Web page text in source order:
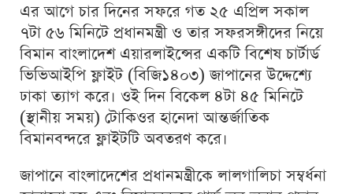
এর আগে চার দিনের সফরে গত ২৫ এপ্রিল সকাল
৭টা ৫৬ মিনিটে প্রধানমন্ত্রী ও তার সফরসঙ্গীদের নিয়ে
বিমান বাংলাদেশ এয়ারলাইন্সের একটি বিশেষ চার্টার্ড
ভিভিআইপি ফ্লাইট (বিজি১৪০৩) জাপানের উদ্দেশ্যে
ঢাকা ত্যাগ করে। ওই দিন বিকেল ৪টা ৪৫ মিনিটে
(স্থানীয় সময়) টোকিওর হানেদা আন্তর্জাতিক
বিমানবন্দরে ফ্লাইটটি অবতরণ করে।
জাপানে বাংলাদেশের প্রধানমন্ত্রীকে লালগালিচা সম্বর্ধনা